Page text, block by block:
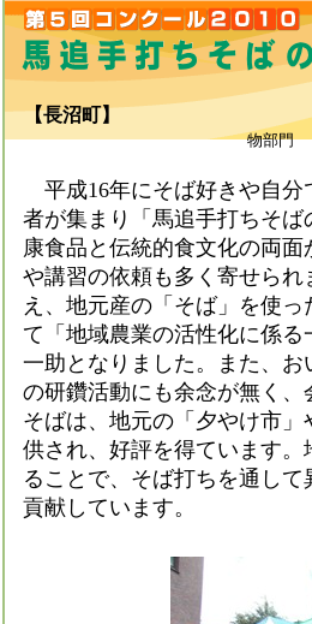
【長沼町】
物部門
平成16年にそば好きや自分
者が集まり「馬追手打ちそ
康食品と伝統的食文化の両
や講習の依頼も多く寄せら
え、地元産の「そば」を使
て「地域農業の活性化に係
一助となりました。また、
の研鑽活動にも余念が無く
そばは、地元の「夕やけ市
供され、好評を得ています
ることで、そば打ちを通し
貢献しています。